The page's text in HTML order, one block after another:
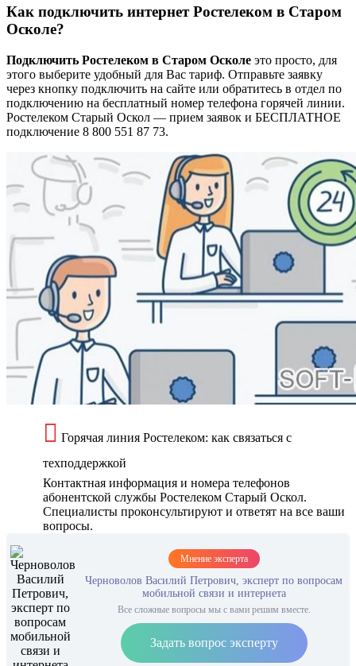
Как подключить интернет Ростелеком в Старом
Осколе?
Подключить Ростелеком в Старом Осколе это просто, для
этого выберите удобный для Вас тариф. Отправьте заявку
через кнопку подключить на сайте или обратитесь в отдел по
подключению на бесплатный номер телефона горячей линии.
Ростелеком Старый Оскол — прием заявок и БЕСПЛАТНОЕ
подключение 8 800 551 87 73.
Горячая линия Ростелеком: как связаться с
техподдержкой
Контактная информация и номера телефонов
абонентской службы Ростелеком Старый Оскол.
Специалисты проконсультируют и ответят на все ваши
вопросы.
Мнение эксперта
Черноволов Василий Петрович, эксперт по вопросам
мобильной связи и интернета
Все сложные вопросы мы с вами решим вместе.
Задать вопрос эксперту